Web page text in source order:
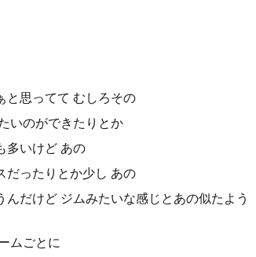
と思ってて むしろその
いのができたりとか
多いけど あの
だったりとか少し あの
だけど ジムみたいな感じとあの似たよう
ムごとに